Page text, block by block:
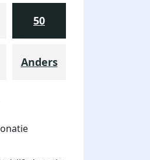
50
Anders